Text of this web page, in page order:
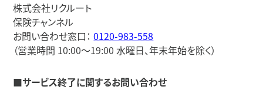
株式会社リクルート
保険チャンネル
お問い合わせ窓口：0120-983-558
（営業時間 10:00～19:00 水曜日、年末年始を除く）
■サービス終了に関するお問い合わせ